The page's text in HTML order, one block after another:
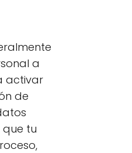
a
activar
de
que tu